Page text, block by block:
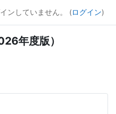
ンしていません。 (ログイン)
年度版）